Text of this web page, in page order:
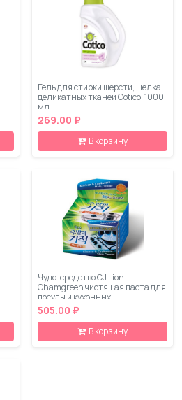
Гель для стирки шерсти, шелка,
деликатных тканей Cotico, 1000
мл
269.00 ₽
В корзину
Чудо-средство CJ Lion
Chamgreen чистящая паста для
посуды и кухонных
поверхностей, 285 гр
505.00 ₽
В корзину